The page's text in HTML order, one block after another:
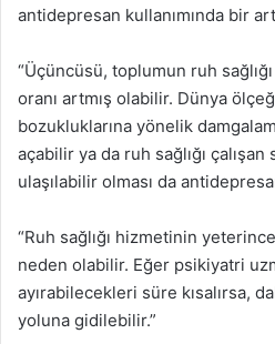
antidepresan kullanımında bir
“Üçüncüsü, toplumun ruh
oranı artmış olabilir. Dünya
bozukluklarına yönelik
açabilir ya da ruh sağlığı çalışan
ulaşılabilir olması da
“Ruh sağlığı hizmetinin
neden olabilir. Eğer psikiyatri
ayırabilecekleri süre kısalırsa,
yoluna gidilebilir.”